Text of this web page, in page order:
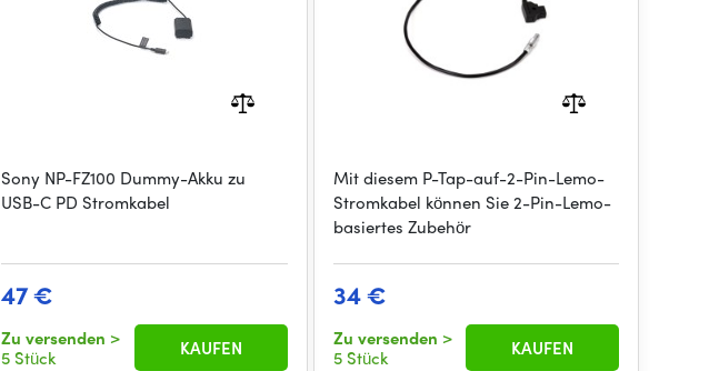
Sony NP-FZ100 Dummy-Akku zu
USB-C PD Stromkabel
47 €
Zu versenden >
5 Stück
KAUFEN
Mit diesem P-Tap-auf-2-Pin-Lemo-
Stromkabel können Sie 2-Pin-Lemo-
basiertes Zubehör
34 €
Zu versenden >
5 Stück
KAUFEN